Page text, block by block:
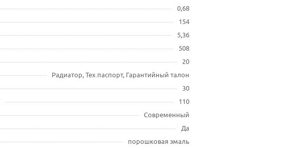
0,68
154
5,36
508
20
Радиатор, Тех.паспорт, Гарантийный талон
30
110
Современный
Да
порошковая эмаль